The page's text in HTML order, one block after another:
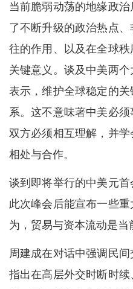
当前脆弱动荡的地缘政
了不断升级的政治热点
往的作用、以及在全球
关键意义。谈及中美两
表示，维护全球稳定的
系。这不意味著中美必
双方必须相互理解，并
相处与合作。
谈到即将举行的中美元
此次峰会后能宣布一些
为，贸易与资本流动是当
周建成在对话中强调民
指出在高层外交时断时